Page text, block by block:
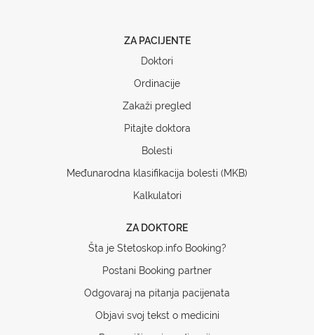
ZA PACIJENTE
Doktori
Ordinacije
Zakaži pregled
Pitajte doktora
Bolesti
Međunarodna klasifikacija bolesti (MKB)
Kalkulatori
ZA DOKTORE
Šta je Stetoskop.info Booking?
Postani Booking partner
Odgovaraj na pitanja pacijenata
Objavi svoj tekst o medicini